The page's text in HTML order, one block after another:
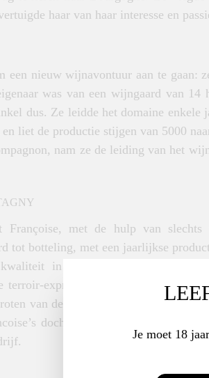
haar van haar interesse en
een nieuw wijnavontuur aan te gaan:
was van een wijngaard van 14
dus. Ze leidde het domaine enkele
liet de productie stijgen van 5000
nam ze de leiding van het
Françoise, met de hulp van slechts
tot botteling, met een jaarlijkse
in de wijngaard, die
terroir-expressie van haar wijnen. Ze
van de naamsbekendheid van
dochter, na professionele
Je moet 18